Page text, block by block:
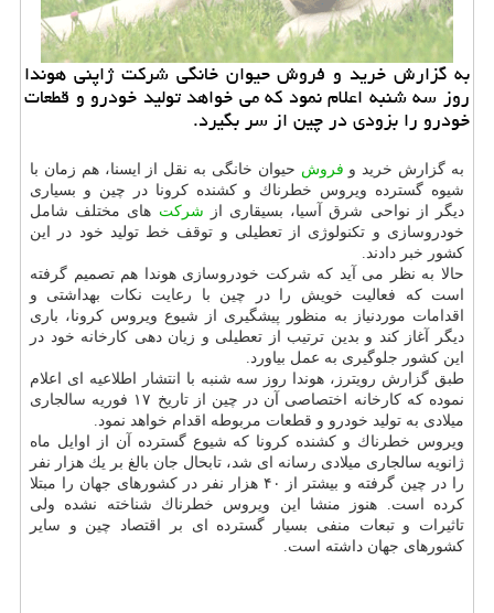
به گزارش خرید و فروش حیوان خانگی شركت ژاپنی هوندا
روز سه شنبه اعلام نمود كه می خواهد تولید خودرو و قطعات
خودرو را بزودی در چین از سر بگیرد.
به گزارش خرید و فروش حیوان خانگی به نقل از ایسنا، هم زمان با
شیوه گسترده ویروس خطرناك و كشنده كرونا در چین و بسیاری
دیگر از نواحی شرق آسیا، بسیقاری از شركت های مختلف شامل
خودروسازی و تكنولوژی از تعطیلی و توقف خط تولید خود در این
كشور خبر دادند.
حالا به نظر می آید كه شركت خودروسازی هوندا هم تصمیم گرفته
است كه فعالیت خویش را در چین با رعایت نكات بهداشتی و
اقدامات موردنیاز به منظور پیشگیری از شیوع ویروس كرونا، باری
دیگر آغاز كند و بدین ترتیب از تعطیلی و زیان دهی كارخانه خود در
این كشور جلوگیری به عمل بیاورد.
طبق گزارش رویترز، هوندا روز سه شنبه با انتشار اطلاعیه ای اعلام
نموده كه كارخانه اختصاصی آن در چین از تاریخ ۱۷ فوریه سالجاری
میلادی به تولید خودرو و قطعات مربوطه اقدام خواهد نمود.
ویروس خطرناك و كشنده كرونا كه شیوع گسترده آن از اوایل ماه
ژانویه سالجاری میلادی رسانه ای شد، تابحال جان بالغ بر یك هزار نفر
را در چین گرفته و بیشتر از ۴۰ هزار نفر در كشورهای جهان را مبتلا
كرده است. هنوز منشا این ویروس خطرناك شناخته نشده ولی
تاثیرات و تبعات منفی بسیار گسترده ای بر اقتصاد چین و سایر
كشورهای جهان داشته است.